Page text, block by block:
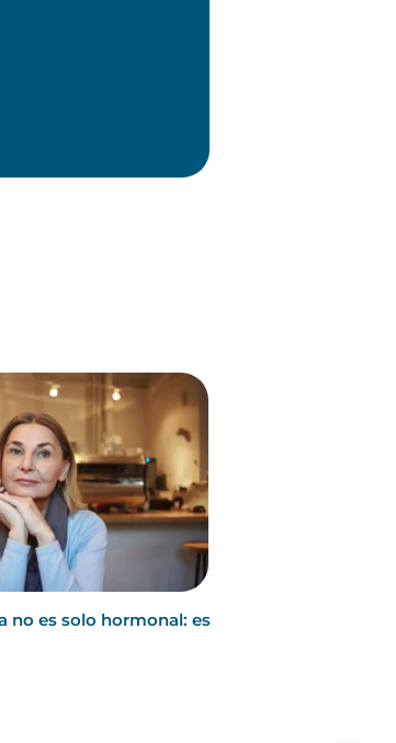
no es solo hormonal: es